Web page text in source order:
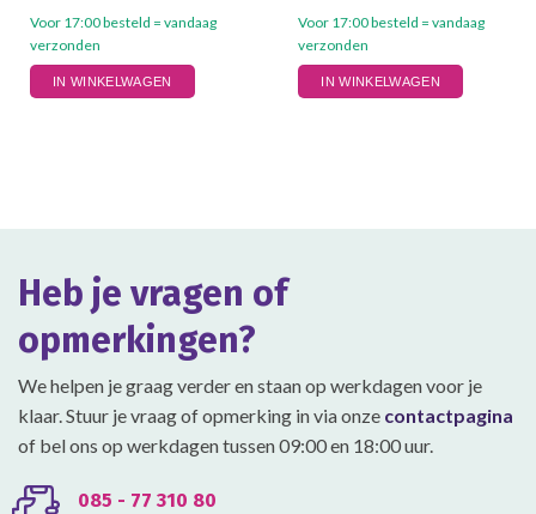
Voor 17:00 besteld = vandaag
verzonden
IN WINKELWAGEN
Voor 17:00 besteld = vandaag
verzonden
IN WINKELWAGEN
Dit
product
Heb je vragen of
opmerkingen?
We helpen je graag verder en staan op werkdagen voor je
klaar. Stuur je vraag of opmerking in via onze contactpagina
of bel ons op werkdagen tussen 09:00 en 18:00 uur.
085 - 77 310 80